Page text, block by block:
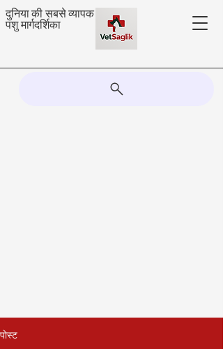
दुनिया की सबसे व्यापक
पशु मार्गदर्शिका
पोस्ट